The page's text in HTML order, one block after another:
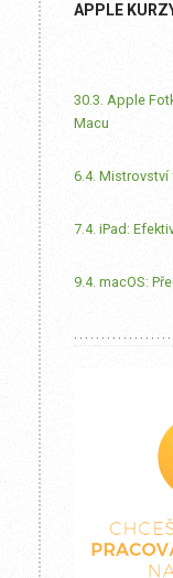
APPLE
30.3. Apple
Macu
6.4.
7.4. iPad:
9.4. macOS: